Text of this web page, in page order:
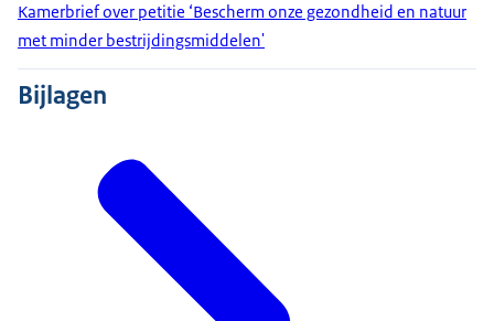
Kamerbrief over petitie ‘Bescherm onze gezondheid en natuur
met minder bestrijdingsmiddelen'
Bijlagen